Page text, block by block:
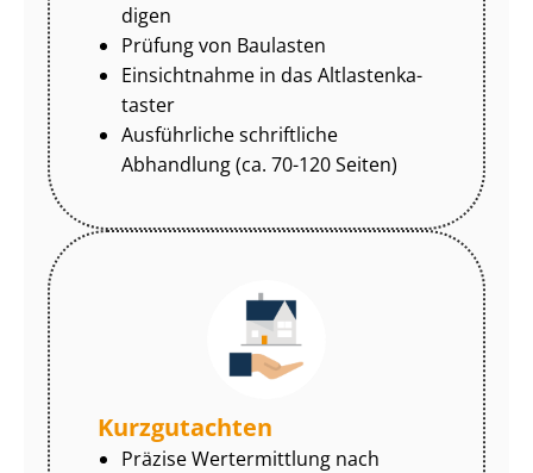
di­gen
Prüfung von Baulasten
Einsichtnahme in das Alt­las­ten­ka­
tas­ter
Ausführliche schriftliche
Abhandlung (ca. 70-120 Seiten)
Kurzgutachten
Präzise Wertermittlung nach